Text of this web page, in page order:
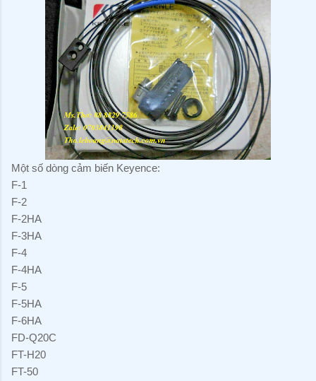
Một số dòng cảm biến Keyence:
F-1
F-2
F-2HA
F-3HA
F-4
F-4HA
F-5
F-5HA
F-6HA
FD-Q20C
FT-H20
FT-50